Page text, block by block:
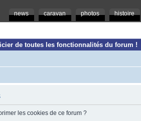
news caravan photos histoire
de toutes les fonctionnalités du forum !
les cookies de ce forum ?